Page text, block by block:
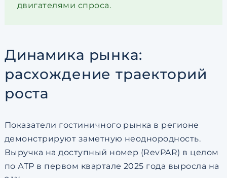
двигателями спроса.
Динамика рынка:
расхождение траекторий
роста
Показатели гостиничного рынка в регионе
демонстрируют заметную неоднородность.
Выручка на доступный номер (RevPAR) в целом
по АТР в первом квартале 2025 года выросла на